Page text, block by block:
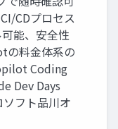
CDプロセス
能、安全性
の料金体系の
Coding
Dev Days
フト品川オ